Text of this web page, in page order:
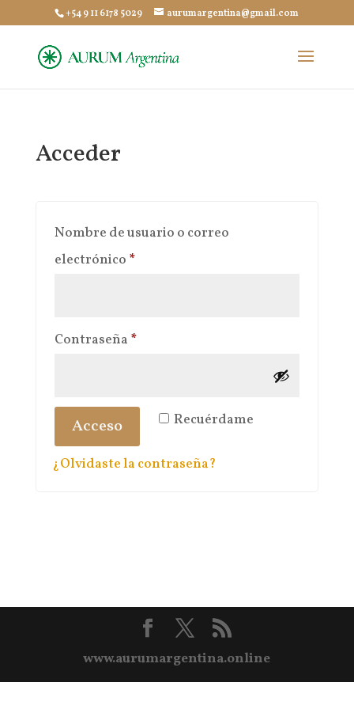
+54 9 11 6178 5029 aurumargentina@gmail.com
Acceder
Nombre de usuario o correo
electrónico *Obligatorio
Contraseña *Obligatorio
Recuérdame
Acceso
¿Olvidaste la contraseña?
www.aurumargentina.online